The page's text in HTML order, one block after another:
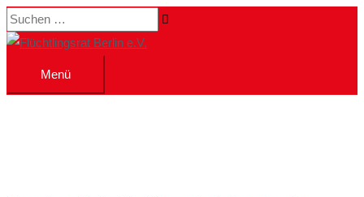
Zum
Inhalt
Suchen …
Menü
Menü